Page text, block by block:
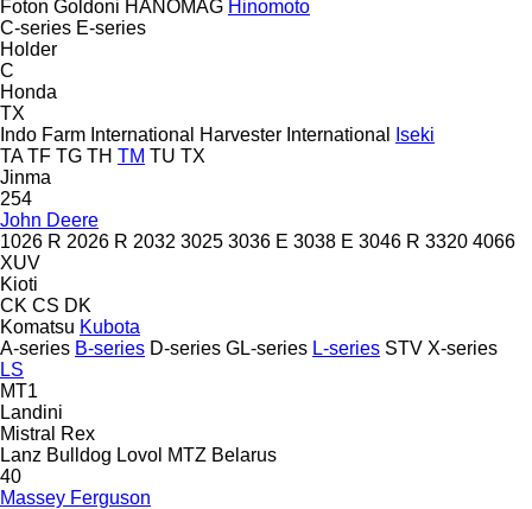
Foton Goldoni HANOMAG Hinomoto
C-series E-series
Holder
C
Honda
TX
Indo Farm International Harvester International
Iseki
TA TF TG TH TM TU TX
Jinma
254
John Deere
1026 R 2026 R 2032 3025 3036 E 3038 E 3046 R 3320 4066
XUV
Kioti
CK CS DK
Komatsu Kubota
A-series B-series D-series GL-series L-series STV X-series
LS
MT1
Landini
Mistral
Rex
Lanz Bulldog Lovol MTZ Belarus
40
Massey Ferguson